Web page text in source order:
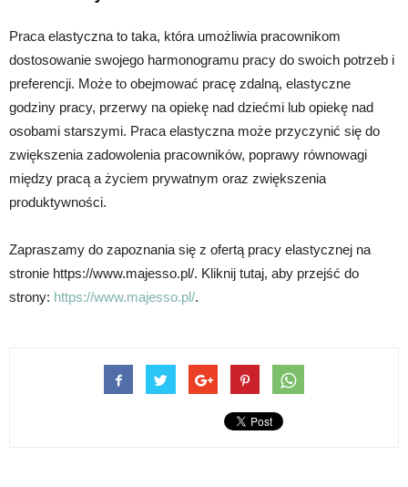
Praca elastyczna to taka, która umożliwia pracownikom
dostosowanie swojego harmonogramu pracy do swoich potrzeb i
preferencji. Może to obejmować pracę zdalną, elastyczne
godziny pracy, przerwy na opiekę nad dziećmi lub opiekę nad
osobami starszymi. Praca elastyczna może przyczynić się do
zwiększenia zadowolenia pracowników, poprawy równowagi
między pracą a życiem prywatnym oraz zwiększenia
produktywności.
Zapraszamy do zapoznania się z ofertą pracy elastycznej na
stronie https://www.majesso.pl/. Kliknij tutaj, aby przejść do
strony: https://www.majesso.pl/.